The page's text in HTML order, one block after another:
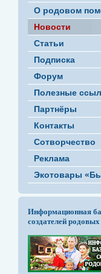
О родовом
Новости
Статьи
Подписка
Форум
Полезные
Партнёры
Контакты
Сотворчество
Реклама
Экотовары
Информационная
создателей